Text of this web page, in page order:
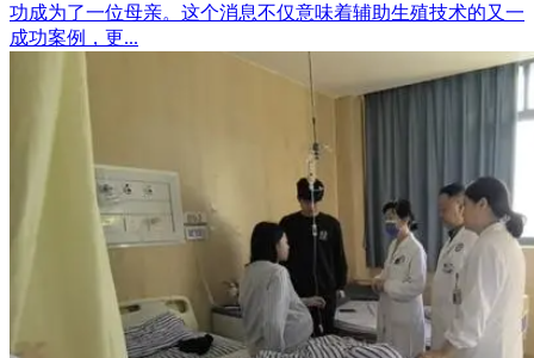
功成为了一位母亲。这个消息不仅意味着辅助生殖技术的又一
成功案例，更...